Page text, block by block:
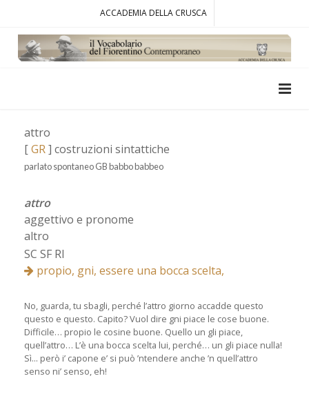
ACCADEMIA DELLA CRUSCA
attro
[GR] costruzioni sintattiche
parlato spontaneo GB babbo babbeo
attro
aggettivo e pronome
altro
SC SF RI
propio, gni, essere una bocca scelta,
No, guarda, tu sbagli, perché l’attro giorno accadde questo
questo e questo. Capito? Vuol dire gni piace le cose buone.
Difficile… propio le cosine buone. Quello un gli piace,
quell’attro… L’è una bocca scelta lui, perché… un gli piace nulla!
Sì... però i’ capone e’ si può ’ntendere anche ’n quell’attro
senso ni’ senso, eh!